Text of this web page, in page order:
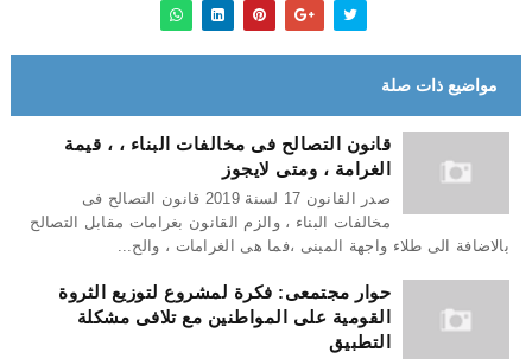
مواضيع ذات صلة
قانون التصالح فى مخالفات البناء ، ، قيمة
الغرامة ، ومتى لايجوز
صدر القانون 17 لسنة 2019 قانون التصالح فى
مخالفات البناء ، والزم القانون بغرامات مقابل التصالح
بالاضافة الى طلاء واجهة المبنى ،فما هى الغرامات ، والح...
حوار مجتمعى: فكرة لمشروع لتوزيع الثروة
القومية على المواطنين مع تلافى مشكلة
التطبيق